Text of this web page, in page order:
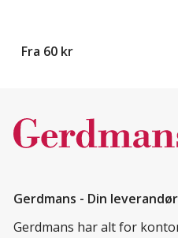
Fra 60 kr
Gerdmans - Din
Gerdmans har alt for